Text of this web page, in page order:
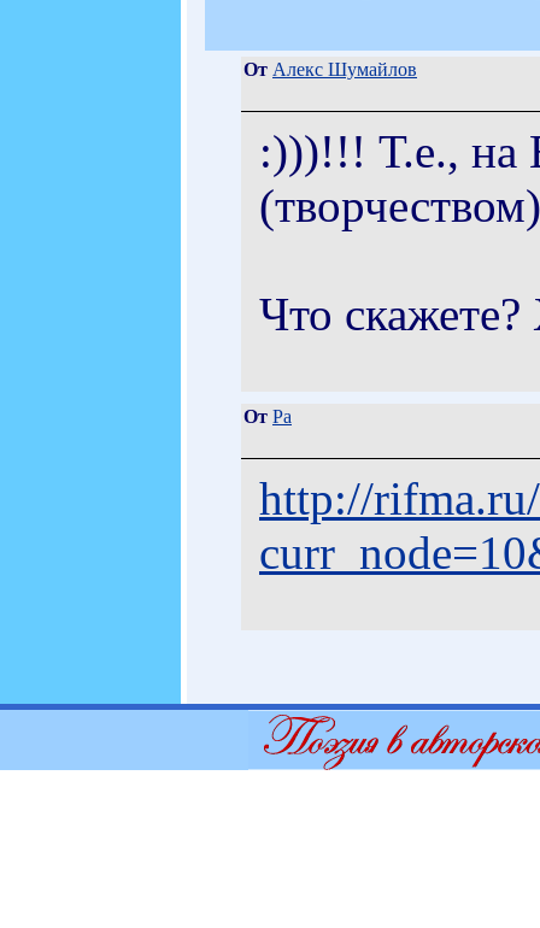
От Алекс Шумайлов
:)))!!! Т.е., на
Что скажете?
От Ра
http://